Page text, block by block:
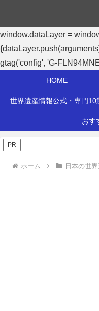
window.dataLayer =
gtag('config', 'G-
HOME
世界遺産情報公式・専門10
おす
PR
ホーム 日本の世